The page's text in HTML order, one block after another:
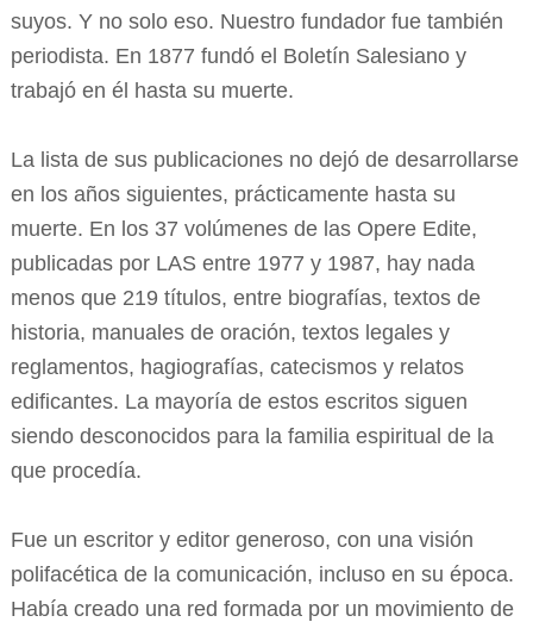
suyos. Y no solo eso. Nuestro fundador fue también
periodista. En 1877 fundó el Boletín Salesiano y
trabajó en él hasta su muerte.
La lista de sus publicaciones no dejó de desarrollarse
en los años siguientes, prácticamente hasta su
muerte. En los 37 volúmenes de las Opere Edite,
publicadas por LAS entre 1977 y 1987, hay nada
menos que 219 títulos, entre biografías, textos de
historia, manuales de oración, textos legales y
reglamentos, hagiografías, catecismos y relatos
edificantes. La mayoría de estos escritos siguen
siendo desconocidos para la familia espiritual de la
que procedía.
Fue un escritor y editor generoso, con una visión
polifacética de la comunicación, incluso en su época.
Había creado una red formada por un movimiento de